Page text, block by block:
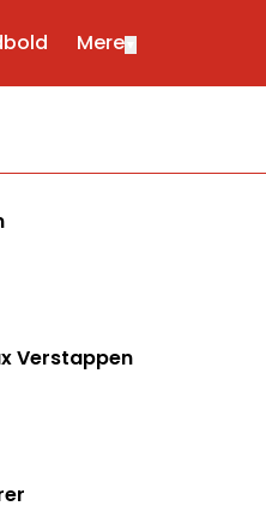
Mere
Verstappen